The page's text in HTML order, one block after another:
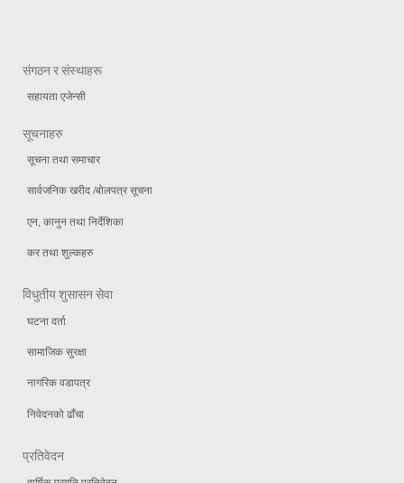
संगठन र संस्थाहरू
सहायता एजेन्सी
सूचनाहरु
सूचना तथा समाचार
सार्वजनिक खरीद /बोलपत्र सूचना
एन, कानुन तथा निर्देशिका
कर तथा शुल्कहरु
विधुतीय शुसासन सेवा
घटना दर्ता
सामाजिक सुरक्षा
नागरिक वडापत्र
निवेदनको ढाँचा
प्रतिवेदन